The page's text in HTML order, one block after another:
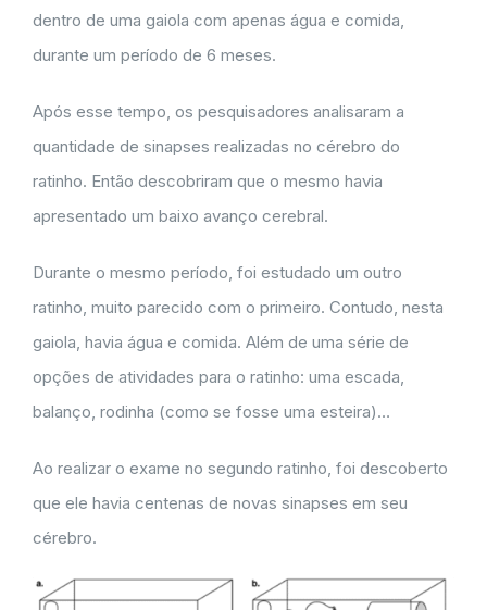
dentro de uma gaiola com apenas água e comida,
durante um período de 6 meses.
Após esse tempo, os pesquisadores analisaram a
quantidade de sinapses realizadas no cérebro do
ratinho. Então descobriram que o mesmo havia
apresentado um baixo avanço cerebral.
Durante o mesmo período, foi estudado um outro
ratinho, muito parecido com o primeiro. Contudo, nesta
gaiola, havia água e comida. Além de uma série de
opções de atividades para o ratinho: uma escada,
balanço, rodinha (como se fosse uma esteira)…
Ao realizar o exame no segundo ratinho, foi descoberto
que ele havia centenas de novas sinapses em seu
cérebro.